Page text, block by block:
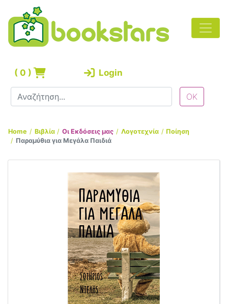
( 0 ) Login
Home Βιβλία Οι Εκδόσεις μας Λογοτεχνία
Ποίηση
Παραμύθια για Μεγάλα Παιδιά